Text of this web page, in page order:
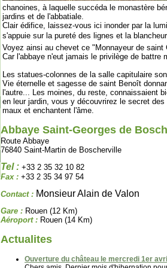
chanoines, à laquelle succéda le monastère
jardins et de l'abbatiale.
Clair édifice, laissez-vous ici inonder par la
s'appuie sur la pureté des lignes et la
Voyez ainsi au chevet ce "Monnayeur de
Car l'abbaye n'eut jamais le privilège de battre
Les statues-colonnes de la salle capitulaire
Vie éternelle et sagesse de saint Benoît
l'autre... Les moines, du reste, connaissaient
en leur jardin, vous y découvrirez le secret
maux et enchantent l'âme.
Abbaye Saint-Georges de
Route Abbaye
76840 Saint-Martin de Boscherville
Tel : +33 2 35 32 10 82
Fax : +33 2 35 34 97 54
Contact : Monsieur Alain de Valon
Gare : Rouen (12 Km)
Aéroport : Rouen (14 Km)
Actualites
Ouverture du château le mercredi 1er